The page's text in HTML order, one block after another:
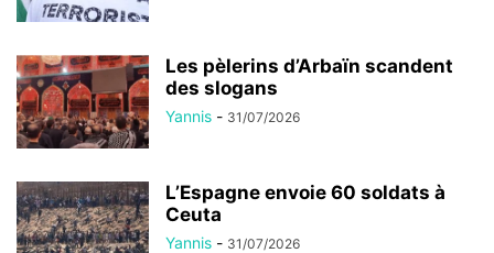
Les pèlerins d’Arbaïn scandent
des slogans
Yannis - 31/07/2026
L’Espagne envoie 60 soldats à
Ceuta
Yannis - 31/07/2026